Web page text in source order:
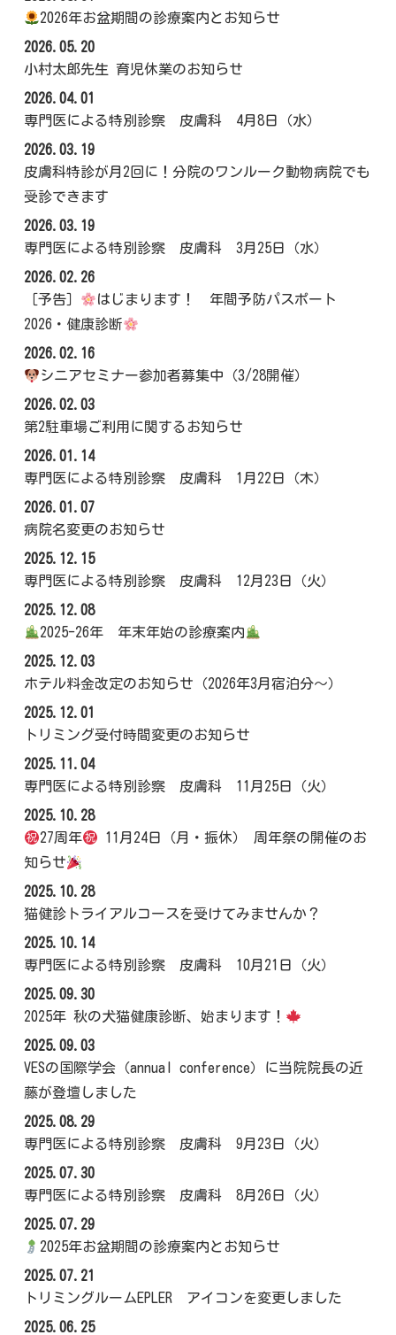
2026年お盆期間の診療案内とお知らせ
2026.05.20
小村太郎先生 育児休業のお知らせ
2026.04.01
専門医による特別診察 皮膚科 4月8日（水）
2026.03.19
皮膚科特診が月2回に！分院のワンルーク動物病院でも
受診できます
2026.03.19
専門医による特別診察 皮膚科 3月25日（水）
2026.02.26
［予告］
はじまります！ 年間予防パスポート
2026・健康診断
2026.02.16
シニアセミナー参加者募集中（3/28開催）
2026.02.03
第2駐車場ご利用に関するお知らせ
2026.01.14
専門医による特別診察 皮膚科 1月22日（木）
2026.01.07
病院名変更のお知らせ
2025.12.15
専門医による特別診察 皮膚科 12月23日（火）
2025.12.08
2025-26年 年末年始の診療案内
2025.12.03
ホテル料金改定のお知らせ（2026年3月宿泊分～）
2025.12.01
トリミング受付時間変更のお知らせ
2025.11.04
専門医による特別診察 皮膚科 11月25日（火）
2025.10.28
27周年
11月24日（月・振休） 周年祭の開催のお
知らせ
2025.10.28
猫健診トライアルコースを受けてみませんか？
2025.10.14
専門医による特別診察 皮膚科 10月21日（火）
2025.09.30
2025年 秋の犬猫健康診断、始まります！
2025.09.03
VESの国際学会（annual conference）に当院院長の近
藤が登壇しました
2025.08.29
専門医による特別診察 皮膚科 9月23日（火）
2025.07.30
専門医による特別診察 皮膚科 8月26日（火）
2025.07.29
2025年お盆期間の診療案内とお知らせ
2025.07.21
トリミングルームEPLER アイコンを変更しました
2025.06.25